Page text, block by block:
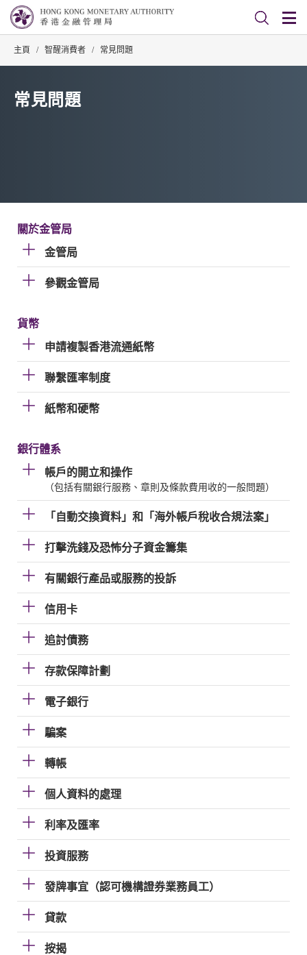
主頁 / 智醒消費者 / 常見問題
常見問題
關於金管局
金管局
參觀金管局
貨幣
申請複製香港流通紙幣
聯繫匯率制度
紙幣和硬幣
銀行體系
帳戶的開立和操作
（包括有關銀行服務、章則及條款費用收的一般問題）
「自動交換資料」和「海外帳戶稅收合規法案」
打擊洗錢及恐怖分子資金籌集
有關銀行產品或服務的投訴
信用卡
追討債務
存款保障計劃
電子銀行
騙案
轉帳
個人資料的處理
利率及匯率
投資服務
發牌事宜（認可機構證券業務員工）
貸款
按揭